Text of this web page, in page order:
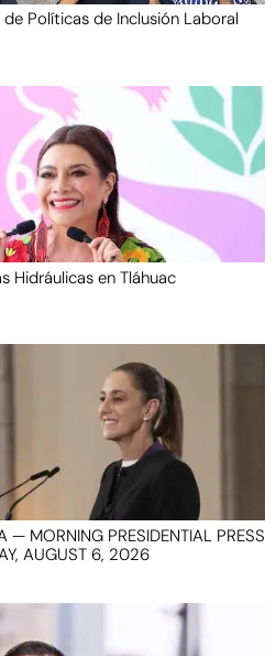
Políticas de Inclusión Laboral
Hidráulicas en Tláhuac
— MORNING PRESIDENTIAL PRESS
AUGUST 6, 2026